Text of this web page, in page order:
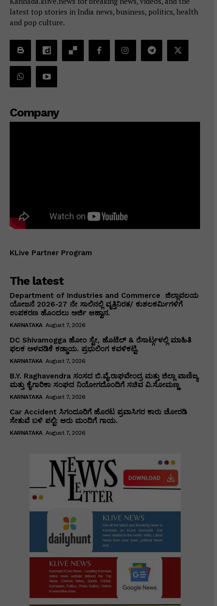
latest top stories in India news, business, politics, health
and pop culture.
Company
KLive Partner Program
The latest
Department of Industries and Commerce ಜಿಲ್ಲಾವಲಯ
ಯೋಜನೆ 2026-27 ನೇ ಸಾಲಿನಲ್ಲಿ ವೃತ್ತಿನಿರತ/ ಕುಶಲಕರ್ಮಿಗಳಿಗೆ
ಉಪಕರಣ ಹೊಂದಲು ಅರ್ಜಿ ಆಹ್ವಾನ.
KARNATAKA August 7, 2026
DC Shivamogga ಹೋಂ ಸ್ಟೇ, ಹೊಟೆಲ್ & ರೆಸಾರ್ಟ್ಗಳಲ್ಲಿ ಮಾಹಿತಿ
ಫಲಕ ಅಳವಡಿಕೆ ಕಡ್ಡಾಯ. ಪ್ರಭುಲಿಂಗ ಕವಳಿಕಟ್ಟಿ.
KARNATAKA August 7, 2026
B.Y. Raghavendra ಸಂಸದ ಬಿ.ವೈ.ರಾಘವೇಂದ್ರ ಮತ್ತು ಜಿಲ್ಲಾ ವಾಣಿಜ್ಯ
ಮತ್ತು ಕೈಗಾರಿಕಾ ಸಂಘದ ನಿಯೋಗದೊಂದಿಗೆ ಸಚಿವ ವಿ‌.ಸೋಮಣ್ಣ
KARNATAKA August 7, 2026
Car Accident ಸಿಗಂದೂರಿಗೆ ಹೊರಟ ಪ್ರವಾಸಿಗರ ಕಾರು ಚೋರಡಿ
ಸೇತುವೆ ಬಳಿ ಪಲ್ಟಿ: ಆರು ಮಂದಿಗೆ ಗಾಯ.
KARNATAKA August 7, 2026